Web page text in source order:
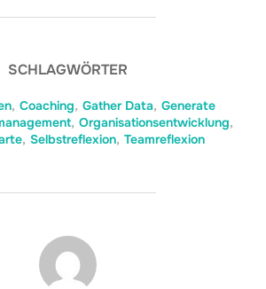
SCHLAGWÖRTER
, Coaching, Gather Data, Generate
, Organisationsentwicklung,
, Selbstreflexion, Teamreflexion
BEITRAGSAUTOR